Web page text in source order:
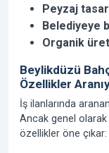
Peyzaj
Belediyeye
Organik
Beylikdüzü
Özellikler
İş ilanlarında
Ancak genel olarak
özellikler öne çıkar: